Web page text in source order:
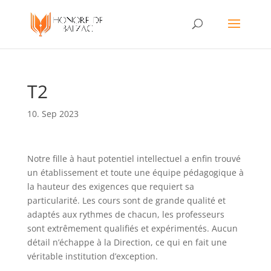
T2
10. Sep 2023
Notre fille à haut potentiel intellectuel a enfin trouvé
un établissement et toute une équipe pédagogique à
la hauteur des exigences que requiert sa
particularité. Les cours sont de grande qualité et
adaptés aux rythmes de chacun, les professeurs
sont extrêmement qualifiés et expérimentés. Aucun
détail n’échappe à la Direction, ce qui en fait une
véritable institution d’exception.